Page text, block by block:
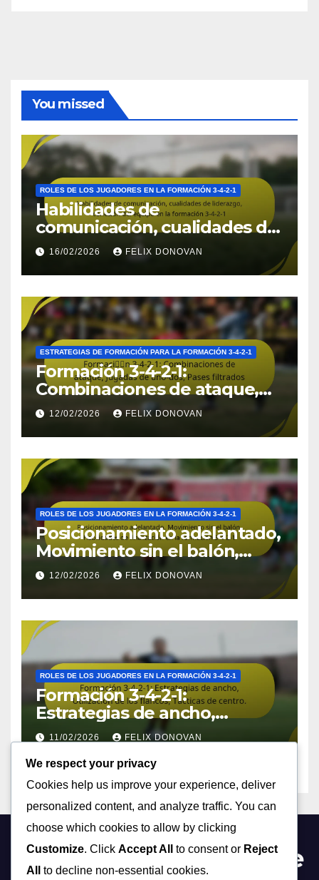
You missed
ROLES DE LOS JUGADORES EN LA FORMACIÓN 3-4-2-1
Habilidades de
comunicación, cualidades de
liderazgo, cohesión del
equipo en la formación 3-4-2-
1
16/02/2026 FELIX DONOVAN
ESTRATEGIAS DE FORMACIÓN PARA LA FORMACIÓN 3-4-2-1
Formación 3-4-2-1:
Combinaciones de ataque,
Jugadas de uno-dos, Pases
filtrados
12/02/2026 FELIX DONOVAN
ROLES DE LOS JUGADORES EN LA FORMACIÓN 3-4-2-1
Posicionamiento adelantado,
Movimiento sin el balón,
Habilidades de finalización
en la formación 3-4-2-1
12/02/2026 FELIX DONOVAN
ROLES DE LOS JUGADORES EN LA FORMACIÓN 3-4-2-1
Formación 3-4-2-1:
Estrategias de ancho,
Utilización de los flancos,
Tácticas de centro.
11/02/2026 FELIX DONOVAN
academiadeingenieriade
We respect your privacy
Cookies help us improve your experience, deliver
personalized content, and analyze traffic. You can
choose which cookies to allow by clicking
Customize. Click Accept All to consent or Reject
All
to decline non-essential cookies.